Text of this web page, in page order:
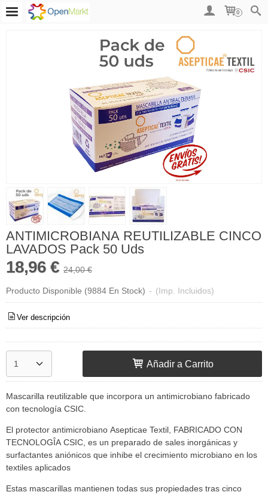
0
ANTIMICROBIANA REUTILIZABLE CINCO
LAVADOS Pack 50 Uds
18,96 € 24,00 €
Producto Disponible (9884 En Stock) - (Imp. Incluidos)
Ver descripción
Añadir a Carrito
Mascarilla reutilizable que incorpora un antimicrobiano fabricado
con tecnología CSIC.
El protector antimicrobiano Asepticae Textil, FABRICADO CON
TECNOLOGÎA CSIC, es un preparado de sales inorgánicas y
surfactantes aniónicos que inhibe el crecimiento microbiano en los
textiles aplicados
Estas mascarillas mantienen todas sus propiedades tras cinco